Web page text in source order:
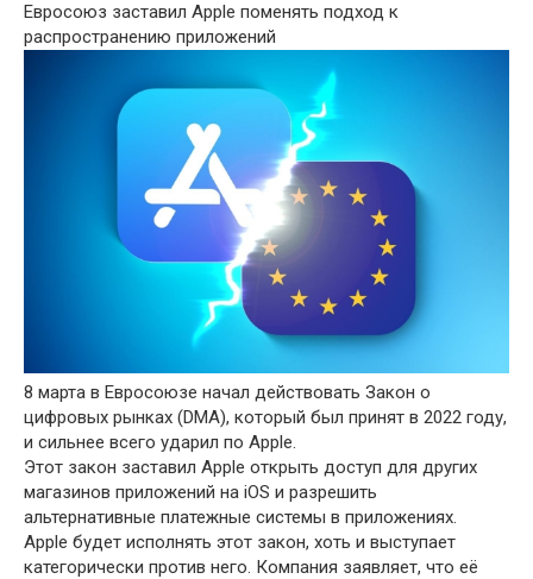
Евросоюз заставил Apple поменять подход к
распространению приложений
8 марта в Евросоюзе начал действовать Закон о
цифровых рынках (DMA), который был принят в 2022 году,
и сильнее всего ударил по Apple.
Этот закон заставил Apple открыть доступ для других
магазинов приложений на iOS и разрешить
альтернативные платежные системы в приложениях.
Apple будет исполнять этот закон, хоть и выступает
категорически против него. Компания заявляет, что её